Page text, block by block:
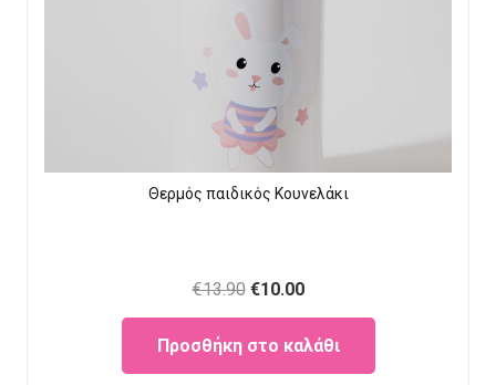
Θερμός παιδικός Κουνελάκι
€13.90 Original
price
was:
€10.00Current
price
is:
Προσθήκη στο καλάθι